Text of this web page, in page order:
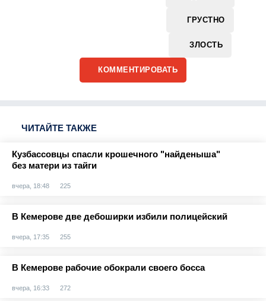
ГРУСТНО
ЗЛОСТЬ
КОММЕНТИРОВАТЬ
ЧИТАЙТЕ ТАКЖЕ
Кузбассовцы спасли крошечного "найденыша"
без матери из тайги
вчера, 18:48 225
В Кемерове две дебоширки избили полицейский
вчера, 17:35 255
В Кемерове рабочие обокрали своего босса
вчера, 16:33 272